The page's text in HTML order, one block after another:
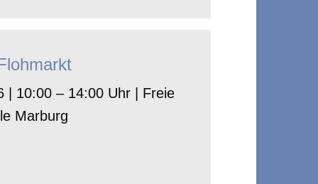
| 10:00 – 14:00 Uhr | Freie
Marburg